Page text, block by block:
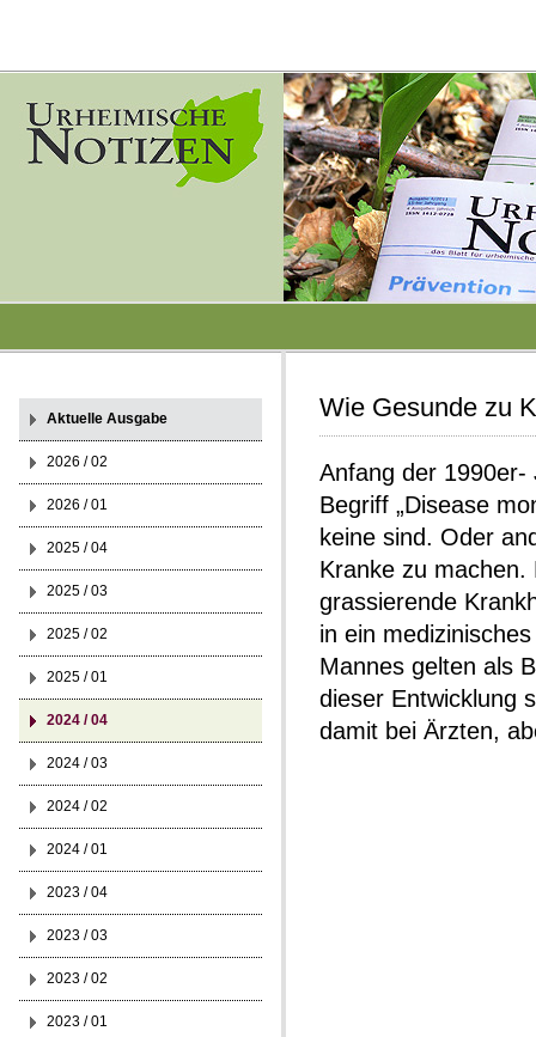
Wie Gesunde zu
Anfang der 1990er-
Begriff „Disease
keine sind. Oder
Kranke zu machen.
grassierende
in ein
Mannes gelten als
dieser Entwicklung
damit bei Ärzten,
Aktuelle Ausgabe
2026 / 02
2026 / 01
2025 / 04
2025 / 03
2025 / 02
2025 / 01
2024 / 04
2024 / 03
2024 / 02
2024 / 01
2023 / 04
2023 / 03
2023 / 02
2023 / 01